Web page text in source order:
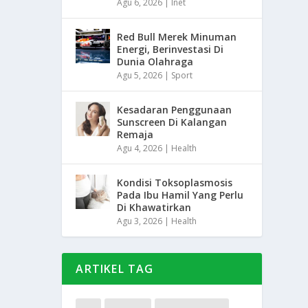
Agu 6, 2026 Inet
Red Bull Merek Minuman
Energi, Berinvestasi Di
Dunia Olahraga
Agu 5, 2026 | Sport
Kesadaran Penggunaan
Sunscreen Di Kalangan
Remaja
Agu 4, 2026 | Health
Kondisi Toksoplasmosis
Pada Ibu Hamil Yang Perlu
Di Khawatirkan
Agu 3, 2026 | Health
ARTIKEL TAG